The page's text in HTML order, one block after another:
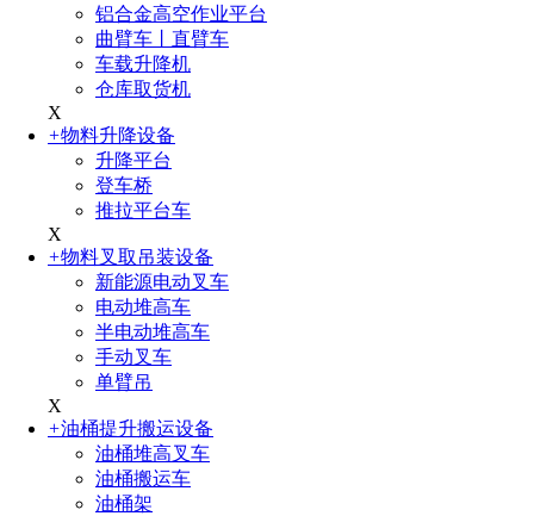
铝合金高空作业平台
曲臂车丨直臂车
车载升降机
仓库取货机
X
+物料升降设备
升降平台
登车桥
推拉平台车
X
+物料叉取吊装设备
新能源电动叉车
电动堆高车
半电动堆高车
手动叉车
单臂吊
X
+油桶提升搬运设备
油桶堆高叉车
油桶搬运车
油桶架